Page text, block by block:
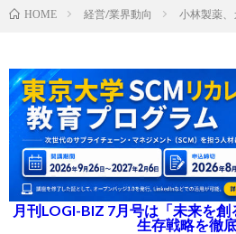
HOME 経営/業界動向 小林製薬
月刊LOGI-BIZ 7月号は「未来を
生存戦略を徹